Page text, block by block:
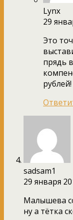
Lynx
29
Это
прядь
рублей!
sadsam1
29 января
Малышева
ну а тётка